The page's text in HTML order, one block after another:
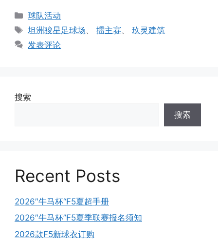
分
类
球队活动
标
签
坦洲骏星足球场、擂主赛、玖灵建筑
发表评论
搜索
搜索
Recent Posts
2026″牛马杯“F5夏超手册
2026″牛马杯”F5夏季联赛报名须知
2026款F5新球衣订购